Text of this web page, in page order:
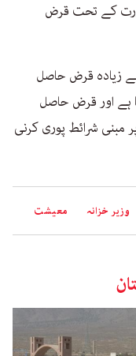
کے تحت قرض
زیادہ قرض حاصل
ہے اور قرض حاصل
مبنی شرائط پوری کرنی
وزیر خزانہ معیشت